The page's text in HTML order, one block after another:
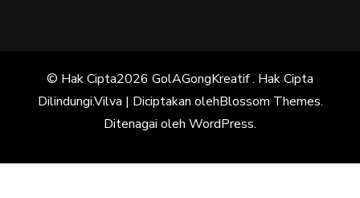
© Hak Cipta2026 GolAGongKreatif. Hak Cipta
Dilindungi.Vilva | Diciptakan olehBlossom Themes.
Ditenagai oleh WordPress.